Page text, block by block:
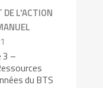
L'ACTION
3 –
du BTS